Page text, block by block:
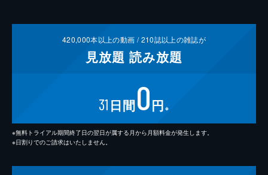
420,000本以上の動画 /210誌以上の雑誌が
見放題 読み放題
31 日間0円 ※
※無料トライアル期間終了日の翌日が属する月から月額料金が発生します。
※日割りでのご請求はいたしません。